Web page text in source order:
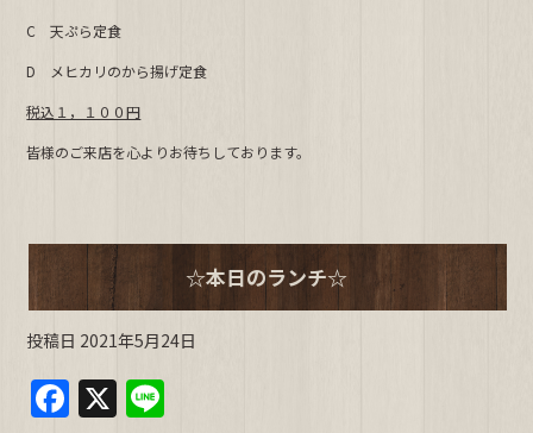
e
b
o
o
k
C 天ぷら定食
D メヒカリのから揚げ定食
税込１，１００円
皆様のご来店を心よりお待ちしております。
☆本日のランチ☆
投稿日 2021年5月24日
F X